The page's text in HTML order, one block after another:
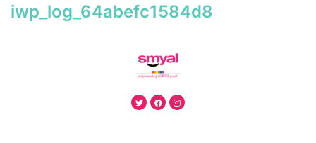
iwp_log_64abefc1584d8